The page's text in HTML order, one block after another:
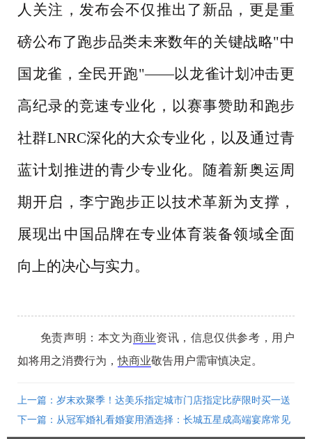
人关注，发布会不仅推出了新品，更是重
磅公布了跑步品类未来数年的关键战略"中
国龙雀，全民开跑"——以龙雀计划冲击更
高纪录的竞速专业化，以赛事赞助和跑步
社群LNRC深化的大众专业化，以及通过青
蓝计划推进的青少专业化。随着新奥运周
期开启，李宁跑步正以技术革新为支撑，
展现出中国品牌在专业体育装备领域全面
向上的决心与实力。
免责声明：本文为商业资讯，信息仅供参考，用户
如将用之消费行为，快商业敬告用户需审慎决定。
上一篇：岁末欢聚季！达美乐指定城市门店指定比萨限时买一送
一*，两个比萨59元起！
下一篇：从冠军婚礼看婚宴用酒选择：长城五星成高端宴席常见